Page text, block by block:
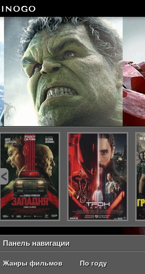
Панель навигации
Жанры фильмов По году